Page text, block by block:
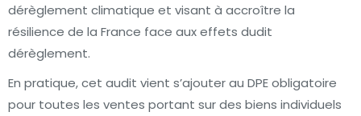
dérèglement climatique et visant à accroître la
résilience de la France face aux effets dudit
dérèglement.
En pratique, cet audit vient s’ajouter au DPE obligatoire
pour toutes les ventes portant sur des biens individuels